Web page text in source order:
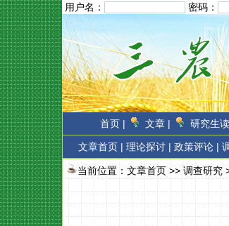
用户名： 密码：
首页 | 文章 | 研究生
文章首页 | 理论探讨 | 政策评论 |
当前位置： 文章首页 >>调查研究